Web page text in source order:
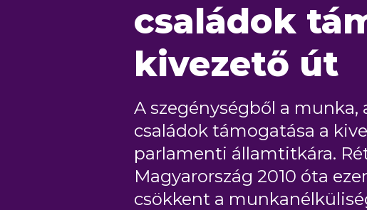
családok
kivezető út
A szegénységből a munka,
családok támogatása a
parlamenti államtitkára.
Magyarország 2010 óta
csökkent a